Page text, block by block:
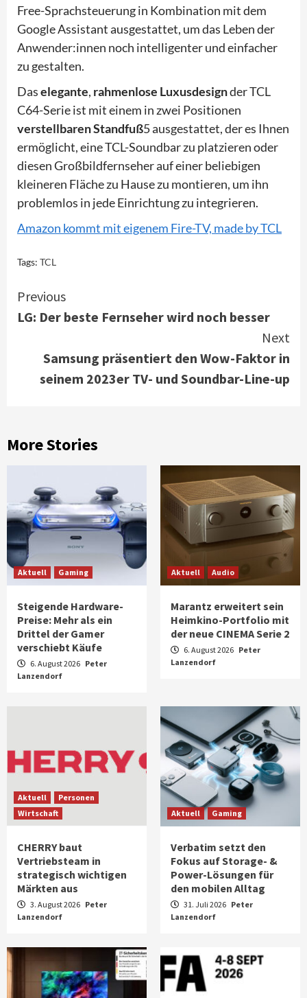
Free-Sprachsteuerung in Kombination mit dem
Google Assistant ausgestattet, um das Leben der
Anwender:innen noch intelligenter und einfacher
zu gestalten.
Daselegante, rahmenlose Luxusdesignder TCL
C64-Serie ist mit einem in zwei Positionen
verstellbaren Standfuß5 ausgestattet, der es Ihnen
ermöglicht, eine TCL-Soundbar zu platzieren oder
diesen Großbildfernseher auf einer beliebigen
kleineren Fläche zu Hause zu montieren, um ihn
problemlos in jede Einrichtung zu integrieren.
Amazon kommt mit eigenem Fire-TV, made by TCL
Tags: TCL
Continue
Reading
Previous
LG: Der beste Fernseher wird noch besser
Next
Samsung präsentiert den Wow-Faktor in
seinem 2023er TV- und Soundbar-Line-up
More Stories
Aktuell Gaming
Steigende Hardware-
Preise: Mehr als ein
Drittel der Gamer
verschiebt Käufe
6. August 2026 Peter
Lanzendorf
Aktuell Audio
Marantz erweitert sein
Heimkino-Portfolio mit
der neue CINEMA Serie 2
6. August 2026 Peter
Lanzendorf
Aktuell
Personen
Wirtschaft
CHERRY baut
Vertriebsteam in
strategisch wichtigen
Märkten aus
3. August 2026 Peter
Lanzendorf
Aktuell Gaming
Verbatim setzt den
Fokus auf Storage- &
Power-Lösungen für
den mobilen Alltag
31. Juli 2026 Peter
Lanzendorf